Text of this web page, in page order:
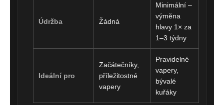
Údržba Žádná
Minimální –
výměna
hlavy 1× za
1–3 týdny
Ideální pro
Začátečníky,
příležitostné
vapery
Pravidelné
vapery,
bývalé
kuřáky